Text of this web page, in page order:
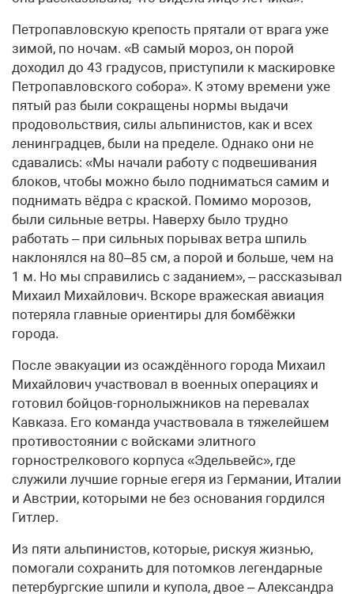
Петропавловскую крепость прятали от врага уже
зимой, по ночам. «В самый мороз, он порой
доходил до 43 градусов, приступили к маскировке
Петропавловского собора». К этому времени уже
пятый раз были сокращены нормы выдачи
продовольствия, силы альпинистов, как и всех
ленинградцев, были на пределе. Однако они не
сдавались: «Мы начали работу с подвешивания
блоков, чтобы можно было подниматься самим и
поднимать вёдра с краской. Помимо морозов,
были сильные ветры. Наверху было трудно
работать – при сильных порывах ветра шпиль
наклонялся на 80–85 см, а порой и больше, чем на
1 м. Но мы справились с заданием», – рассказывал
Михаил Михайлович. Вскоре вражеская авиация
потеряла главные ориентиры для бомбёжки
города.
После эвакуации из осаждённого города Михаил
Михайлович участвовал в военных операциях и
готовил бойцов-горнолыжников на перевалах
Кавказа. Его команда участвовала в тяжелейшем
противостоянии с войсками элитного
горнострелкового корпуса «Эдельвейс», где
служили лучшие горные егеря из Германии, Италии
и Австрии, которыми не без основания гордился
Гитлер.
Из пяти альпинистов, которые, рискуя жизнью,
помогали сохранить для потомков легендарные
петербургские шпили и купола, двое – Александра